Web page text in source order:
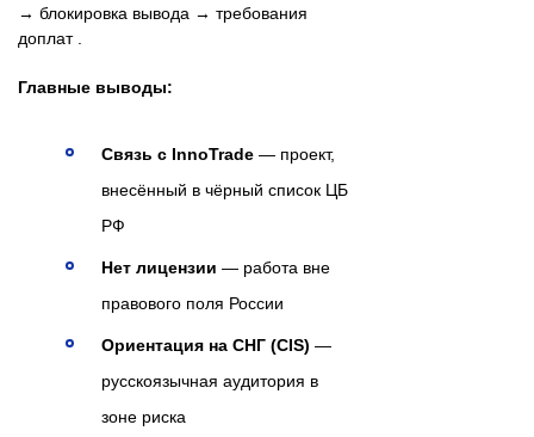
→ блокировка вывода → требования
доплат .
Главные выводы:
Связь с InnoTrade — проект,
внесённый в чёрный список ЦБ
РФ
Нет лицензии — работа вне
правового поля России
Ориентация на СНГ (CIS) —
русскоязычная аудитория в
зоне риска